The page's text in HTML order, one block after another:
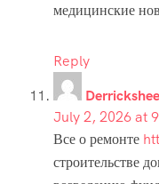
медицинские
Reply
July 2, 2026 at
Все о ремонте
строительстве